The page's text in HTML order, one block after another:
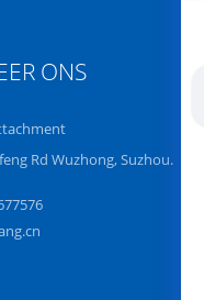
ONS
Rd Wuzhong, Suzhou.